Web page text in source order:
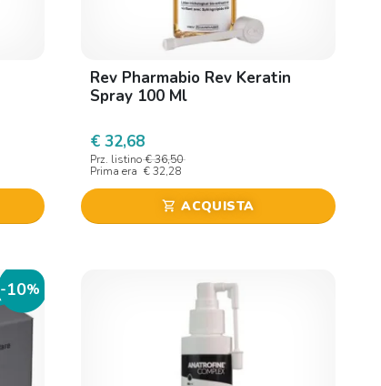
Rev Pharmabio Rev Keratin
Spray 100 Ml
€ 32,68
Prz. listino € 36,50
Prima era € 32,28
shopping_cart ACQUISTA
-10%